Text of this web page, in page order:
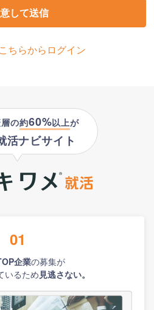
して送信
こちらからログイン
の約60%以上が
活ナビサイト
01
企業の募集が
いるため見逃さない。